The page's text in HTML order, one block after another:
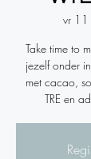
vr 11
Take time to
jezelf onder
met cacao,
TRE en